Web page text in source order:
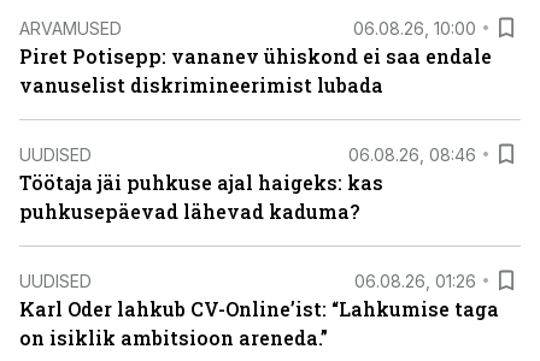
ARVAMUSED 06.08.26, 10:00
Piret Potisepp: vananev ühiskond ei saa endale
vanuselist diskrimineerimist lubada
UUDISED 06.08.26, 08:46
Töötaja jäi puhkuse ajal haigeks: kas
puhkusepäevad lähevad kaduma?
UUDISED 06.08.26, 01:26
Karl Oder lahkub CV-Online’ist: “Lahkumise taga
on isiklik ambitsioon areneda.”